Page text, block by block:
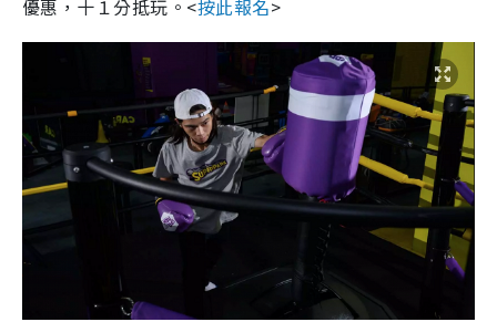
優惠，十１分抵玩。<按此報名>